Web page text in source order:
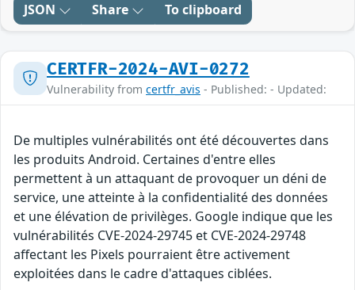
JSON Share To clipboard
CERTFR-2024-AVI-0272
Vulnerability from certfr_avis - Published: - Updated:
De multiples vulnérabilités ont été découvertes dans
les produits Android. Certaines d'entre elles
permettent à un attaquant de provoquer un déni de
service, une atteinte à la confidentialité des données
et une élévation de privilèges. Google indique que les
vulnérabilités CVE-2024-29745 et CVE-2024-29748
affectant les Pixels pourraient être activement
exploitées dans le cadre d'attaques ciblées.